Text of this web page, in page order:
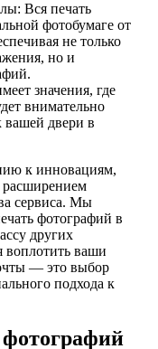
Вся печать
фотобумаге от
не только
но и
значения, где
внимательно
вашей двери в
к инновациям,
расширением
сервиса. Мы
фотографий в
других
воплотить ваши
— это выбор
подхода к
фотографий